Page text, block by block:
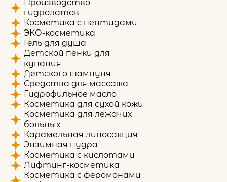
Производство
гидролатов
Косметика с пептидами
ЭКО-косметика
Гель для душа
Детской пенки для
купания
Детского шампуня
Средства для массажа
Гидрофильное масло
Косметика для сухой кожи
Косметика для лежачих
больных
Карамельная липосакция
Энзимная пудра
Косметика с кислотами
Лифтинг-косметика
Косметика с феромонами